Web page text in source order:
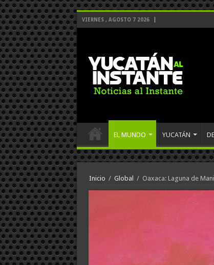
VIERNES , AGOSTO 7 2026
EL MUNDO YUCATÁN
Inicio / Global / Oaxaca: Laguna de